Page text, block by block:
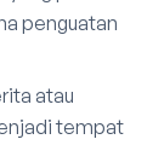
penguatan
atau
tempat